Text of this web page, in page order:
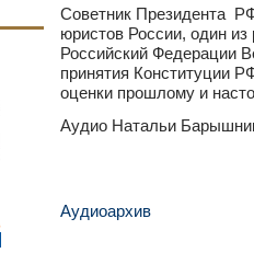
Советник Президента
юристов России, один из
Российский Федерации
принятия Конституции
оценки прошлому и
Аудио Натальи
Аудиоархив